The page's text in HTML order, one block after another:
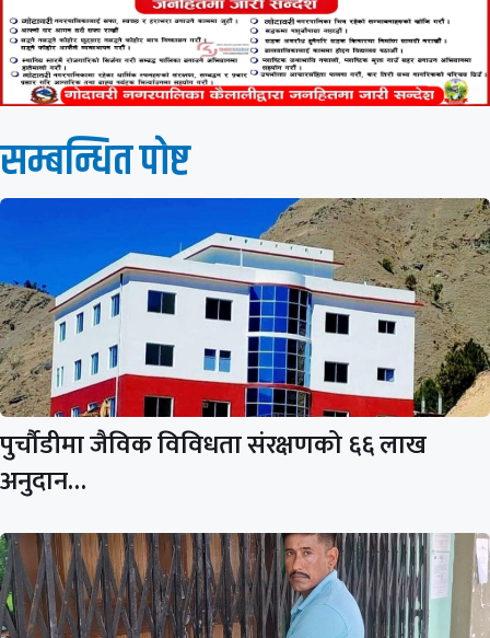
सम्बन्धित पाेष्ट
पुर्चौडीमा जैविक विविधता संरक्षणको ६६ लाख
अनुदान…